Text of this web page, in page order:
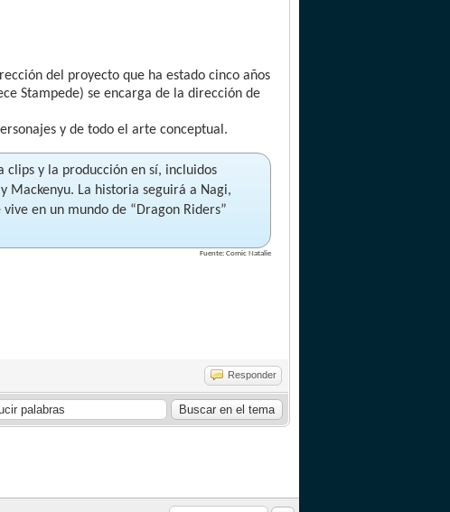
del proyecto que ha estado cinco años
Stampede) se encarga de la dirección de
y de todo el arte conceptual.
clips y la producción en sí, incluidos
Mackenyu. La historia seguirá a Nagi,
en un mundo de “Dragon Riders”
Fuente: Comic Natalie
Responder